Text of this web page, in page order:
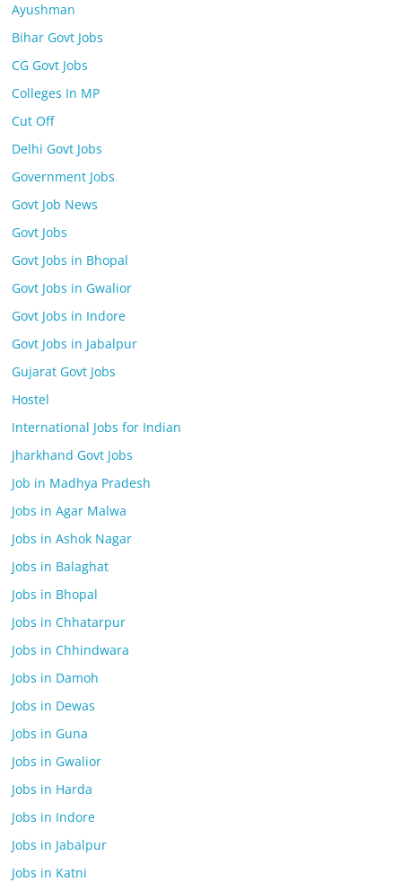
Ayushman
Bihar Govt Jobs
CG Govt Jobs
Colleges In MP
Cut Off
Delhi Govt Jobs
Government Jobs
Govt Job News
Govt Jobs
Govt Jobs in Bhopal
Govt Jobs in Gwalior
Govt Jobs in Indore
Govt Jobs in Jabalpur
Gujarat Govt Jobs
Hostel
International Jobs for Indian
Jharkhand Govt Jobs
Job in Madhya Pradesh
Jobs in Agar Malwa
Jobs in Ashok Nagar
Jobs in Balaghat
Jobs in Bhopal
Jobs in Chhatarpur
Jobs in Chhindwara
Jobs in Damoh
Jobs in Dewas
Jobs in Guna
Jobs in Gwalior
Jobs in Harda
Jobs in Indore
Jobs in Jabalpur
Jobs in Katni